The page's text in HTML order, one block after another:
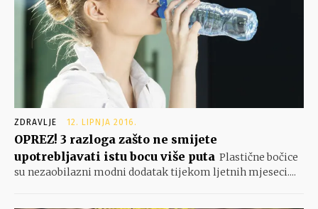
ZDRAVLJE 12. LIPNJA 2016.
OPREZ! 3 razloga zašto ne smijete
upotrebljavati istu bocu više puta Plastične bočice
su nezaobilazni modni dodatak tijekom ljetnih mjeseci....